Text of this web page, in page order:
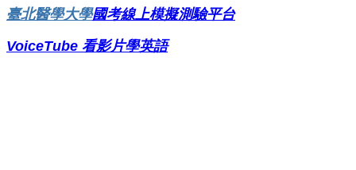
臺北醫學大學國考線上模擬測驗平台
VoiceTube 看影片學英語